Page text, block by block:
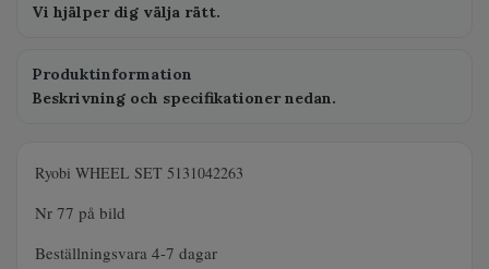
Vi hjälper dig välja rätt.
Produktinformation
Beskrivning och specifikationer nedan.
Ryobi WHEEL SET 5131042263
Nr 77 på bild
Beställningsvara 4-7 dagar